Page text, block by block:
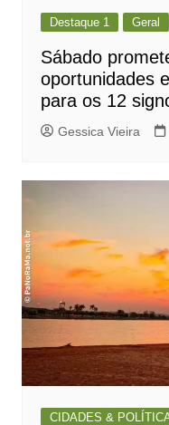
Destaque 1 Geral
Sábado
oportunidades
para os 12
Gessica Vieira
CIDADES &